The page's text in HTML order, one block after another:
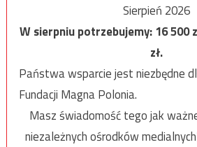
Sierpień 2026
W sierpniu potrzebujemy:16 500
zł.
Państwa wsparcie jest niezbędne
Fundacji Magna Polonia.
Masz świadomość tego jak
niezależnych ośrodków